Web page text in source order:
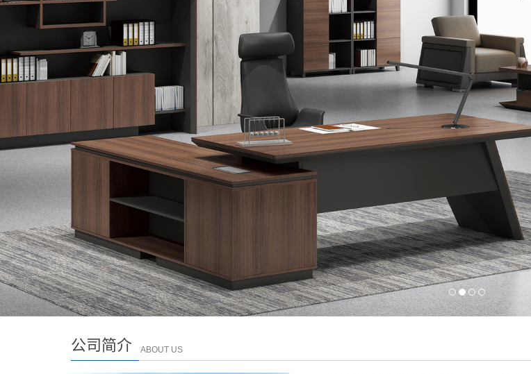
公司简介 ABOUT US